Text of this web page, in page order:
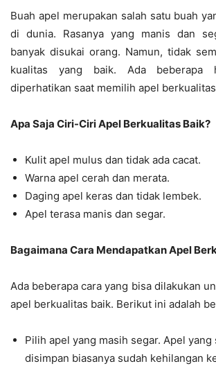
Buah apel merupakan salah satu buah
di dunia. Rasanya yang manis dan
banyak disukai orang. Namun, tidak
kualitas yang baik. Ada beberapa
diperhatikan saat memilih apel
Apa Saja Ciri-Ciri Apel Berkualitas Baik?
Kulit apel mulus dan tidak ada cacat.
Warna apel cerah dan merata.
Daging apel keras dan tidak lembek.
Apel terasa manis dan segar.
Bagaimana Cara Mendapatkan Apel
Ada beberapa cara yang bisa dilakukan
apel berkualitas baik. Berikut ini adalah
Pilih apel yang masih segar. Apel yang
disimpan biasanya sudah kehilangan